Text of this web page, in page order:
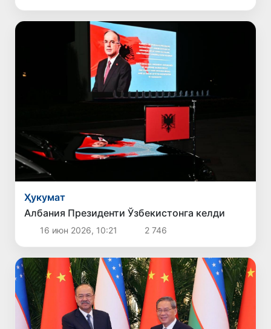
Ҳукумат
Албания Президенти Ўзбекистонга келди
16 июн 2026, 10:21 2 746